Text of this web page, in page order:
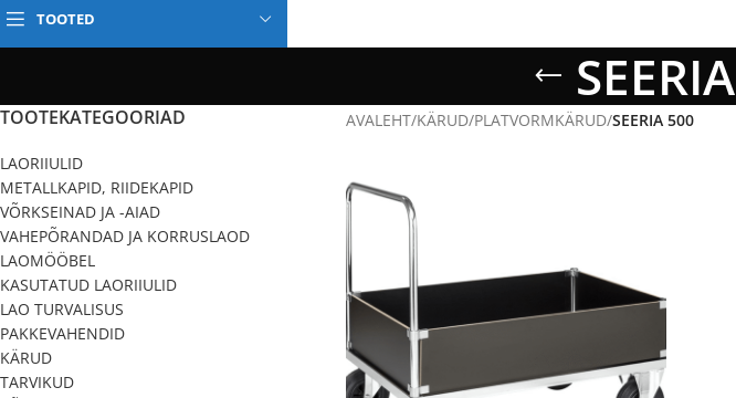
TOOTED
TOOTEKATEGOORIAD
LAORIIULID
METALLKAPID, RIIDEKAPID
VÕRKSEINAD JA -AIAD
VAHEPÕRANDAD JA KORRUSLAOD
LAOMÖÖBEL
KASUTATUD LAORIIULID
LAO TURVALISUS
PAKKEVAHENDID
KÄRUD
TARVIKUD
AVALEHT/KÄRUD/PLATVORMKÄRUD/SEERIA 500